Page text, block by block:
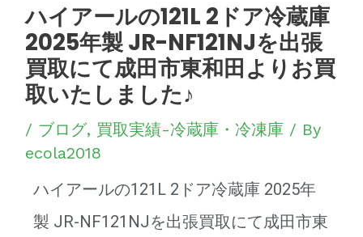
ハイアールの121L 2ドア冷蔵庫
2025年製 JR-NF121NJを出張
買取にて成田市東和田よりお買
取いたしました♪
/ ブログ, 買取実績-冷蔵庫・冷凍庫/ By
ecola2018
ハイアールの121L 2ドア冷蔵庫 2025年
製 JR-NF121NJを出張買取にて成田市東
稿
ナ
ビ
ゲ
ー
シ
ョ